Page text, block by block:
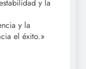
y la
y la
el éxito.»